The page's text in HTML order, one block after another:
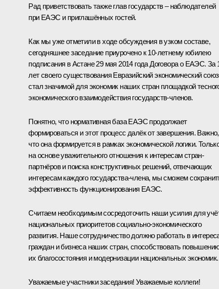
Рад приветствовать также глав государств – наблюдателей
при ЕАЭС и приглашённых гостей.
Как мы уже отметили в ходе обсуждения в узком составе,
сегодняшнее заседание приурочено к 10-летнему юбилею
подписания в Астане 29 мая 2014 года Договора о ЕАЭС. За
лет своего существования Евразийский экономический союз
стал значимой для экономик наших стран площадкой
экономического взаимодействия государств-членов.
Понятно, что нормативная база ЕАЭС продолжает
формироваться и этот процесс далёк от завершения. Важно,
что она формируется в рамках экономической логики.
на основе уважительного отношения к интересам стран-
партнёров и поиска конструктивных решений, отвечающих
интересам каждого государства-члена, мы сможем
эффективность функционирования ЕАЭС.
Считаем необходимым сосредоточить наши усилия для
национальных приоритетов социально-экономического
развития. Наше сотрудничество должно работать в
граждан и бизнеса наших стран, способствовать
их благосостояния и модернизации национальных экономик.
Уважаемые участники заседания! Уважаемые коллеги!